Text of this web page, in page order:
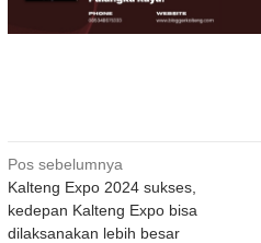
Navigasi
pos
Pos sebelumnya
Kalteng Expo 2024 sukses,
kedepan Kalteng Expo bisa
dilaksanakan lebih besar